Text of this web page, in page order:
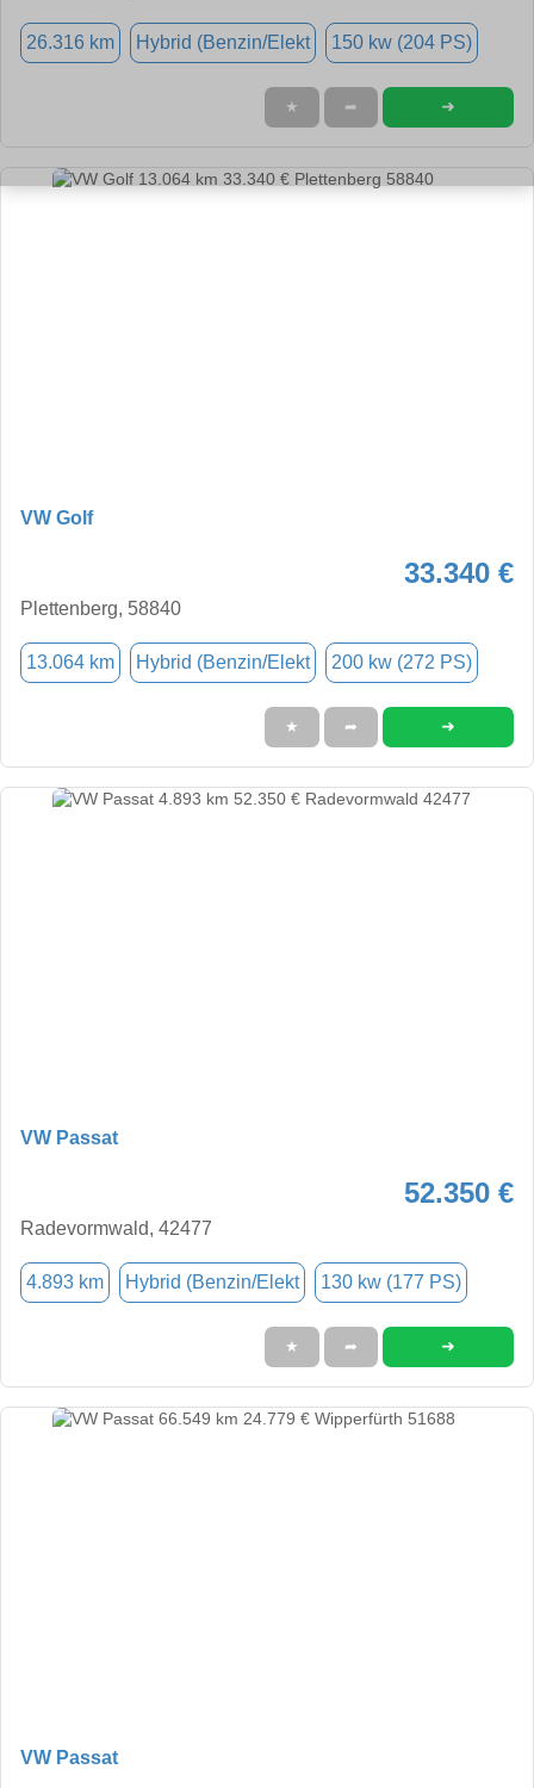
26.316 km Hybrid (Benzin/Elekt 150 kw (204 PS)
★ ➦ ➜
VW Golf
33.340 €
Plettenberg, 58840
13.064 km Hybrid (Benzin/Elekt 200 kw (272 PS)
★ ➦ ➜
VW Passat
52.350 €
Radevormwald, 42477
4.893 km Hybrid (Benzin/Elekt 130 kw (177 PS)
★ ➦ ➜
VW Passat